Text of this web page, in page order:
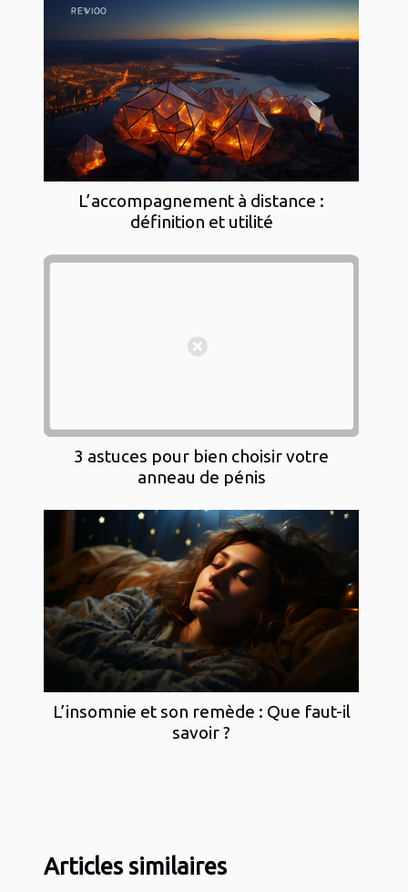
L’accompagnement à distance :
définition et utilité
3 astuces pour bien choisir votre
anneau de pénis
L’insomnie et son remède : Que faut-il
savoir ?
Articles similaires